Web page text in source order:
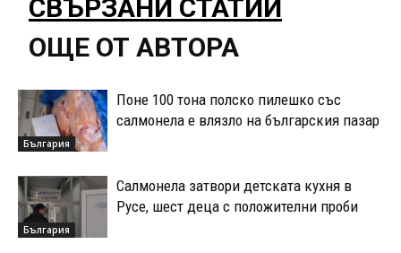
СВЪРЗАНИ СТАТИИ
ОЩЕ ОТ АВТОРА
България
Поне 100 тона полско пилешко със
салмонела е влязло на българския пазар
България
Салмонела затвори детската кухня в
Русе, шест деца с положителни проби